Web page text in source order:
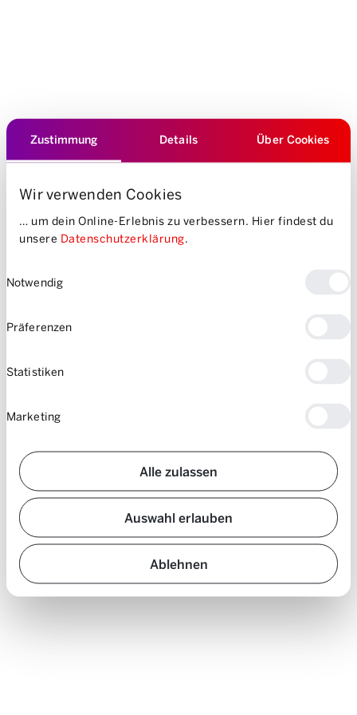
Zustimmung Details Über Cookies
Wir verwenden Cookies
… um dein Online-Erlebnis zu verbessern. Hier findest du
unsere Datenschutzerklärung.
Notwendig
Präferenzen
Statistiken
Marketing
Alle zulassen
Auswahl erlauben
Ablehnen
3000 Fahrzeuge stehen für dich bereit–
Nähe.